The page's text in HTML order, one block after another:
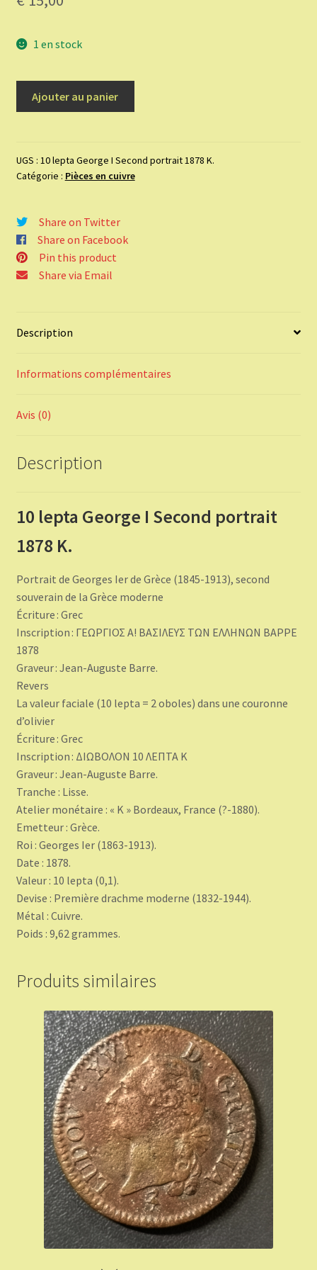
1 en stock
George
I
1878
K.
Ajouter au panier
UGS : 10 lepta George I Second portrait 1878 K.
Catégorie : Pièces en cuivre
Share on Twitter
Share on Facebook
Pin this product
Share via Email
Description
Informations complémentaires
Avis (0)
Description
10 lepta George I Second portrait
1878 K.
Portrait de Georges Ier de Grèce (1845-1913), second
souverain de la Grèce moderne
Écriture : Grec
Inscription : ΓΕΩΡΓΙΟΣ Α! ΒΑΣΙΛΕΥΣ ΤΩΝ ΕΛΛΗΝΩΝ ΒΑΡΡΕ
1878
Graveur : Jean-Auguste Barre.
Revers
La valeur faciale (10 lepta = 2 oboles) dans une couronne
d’olivier
Écriture : Grec
Inscription : ΔΙΩΒΟΛΟΝ 10 ΛΕΠΤΑ K
Graveur : Jean-Auguste Barre.
Tranche : Lisse.
Atelier monétaire : « K » Bordeaux, France (?-1880).
Emetteur : Grèce.
Roi : Georges Ier (1863-1913).
Date : 1878.
Valeur : 10 lepta (0,1).
Devise : Première drachme moderne (1832-1944).
Métal : Cuivre.
Poids : 9,62 grammes.
Produits similaires